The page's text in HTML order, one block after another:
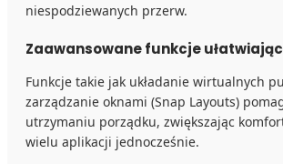
niespodziewanych przerw.
Zaawansowane funkcje
Funkcje takie jak układanie wirtualnych
zarządzanie oknami (Snap Layouts)
utrzymaniu porządku, zwiększając
wielu aplikacji jednocześnie.